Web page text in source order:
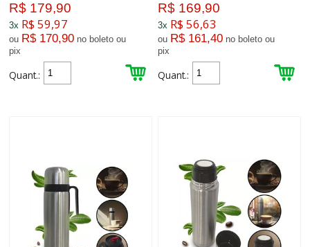
R$ 179,90
3x R$ 59,97
ou R$ 170,90 no boleto ou
pix
Quant.:
R$ 169,90
3x R$ 56,63
ou R$ 161,40 no boleto ou
pix
Quant.: